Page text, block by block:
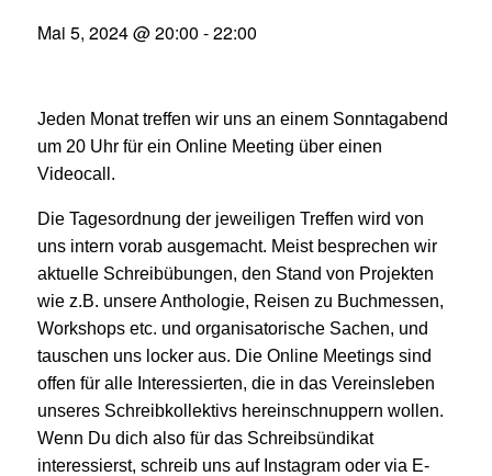
Mai 5, 2024 @ 20:00 -22:00
Jeden Monat treffen wir uns an einem Sonntagabend
um 20 Uhr für ein Online Meeting über einen
Videocall.
Die Tagesordnung der jeweiligen Treffen wird von
uns intern vorab ausgemacht. Meist besprechen wir
aktuelle Schreibübungen, den Stand von Projekten
wie z.B. unsere Anthologie, Reisen zu Buchmessen,
Workshops etc. und organisatorische Sachen, und
tauschen uns locker aus. Die Online Meetings sind
offen für alle Interessierten, die in das Vereinsleben
unseres Schreibkollektivs hereinschnuppern wollen.
Wenn Du dich also für das Schreibsündikat
interessierst, schreib uns auf Instagram oder via E-